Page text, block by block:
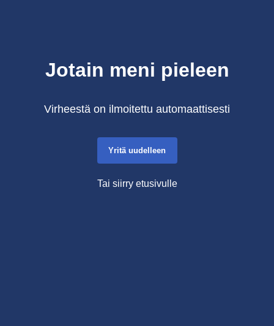
Jotain meni pieleen
Virheestä on ilmoitettu automaattisesti
Yritä uudelleen
Tai siirry etusivulle